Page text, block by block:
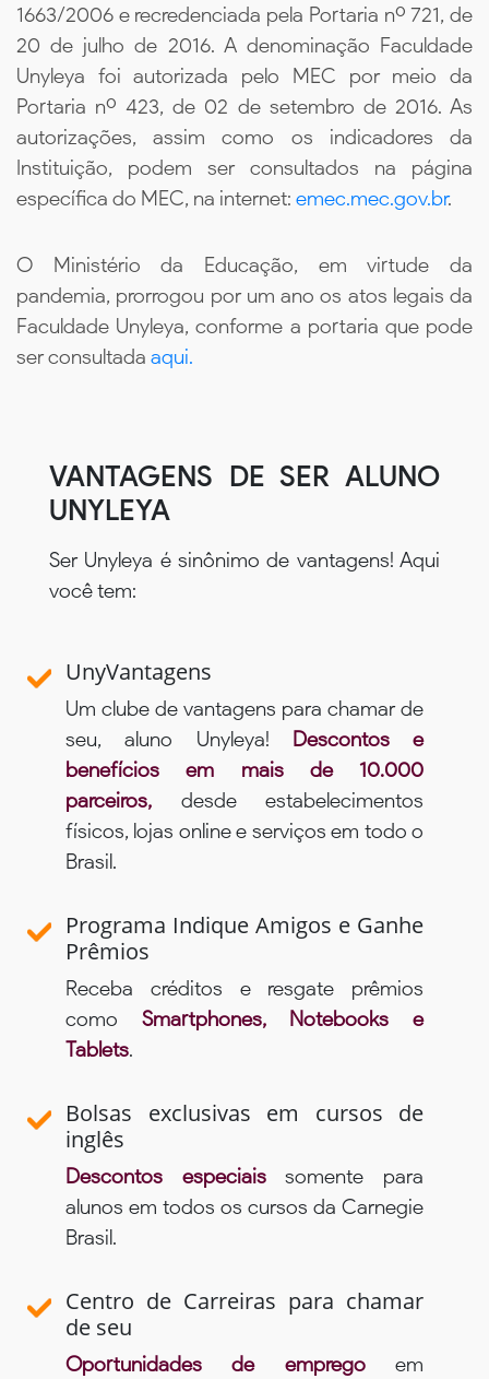
1663/2006 e recredenciada pela Portaria nº 721, de
20 de julho de 2016. A denominação Faculdade
Unyleya foi autorizada pelo MEC por meio da
Portaria nº 423, de 02 de setembro de 2016. As
autorizações, assim como os indicadores da
Instituição, podem ser consultados na página
específica do MEC, na internet: emec.mec.gov.br.
O Ministério da Educação, em virtude da
pandemia, prorrogou por um ano os atos legais da
Faculdade Unyleya, conforme a portaria que pode
ser consultada aqui.
VANTAGENS DE SER ALUNO
UNYLEYA
Ser Unyleya é sinônimo de vantagens! Aqui
você tem:
UnyVantagens
Um clube de vantagens para chamar de
seu, aluno Unyleya! Descontos e
benefícios em mais de 10.000
parceiros, desde estabelecimentos
físicos, lojas online e serviços em todo o
Brasil.
Programa Indique Amigos e Ganhe
Prêmios
Receba créditos e resgate prêmios
como Smartphones, Notebooks e
Tablets.
Bolsas exclusivas em cursos de
inglês
Descontos especiaissomente para
alunos em todos os cursos da Carnegie
Brasil.
Centro de Carreiras para chamar
de seu
Oportunidades de empregoem